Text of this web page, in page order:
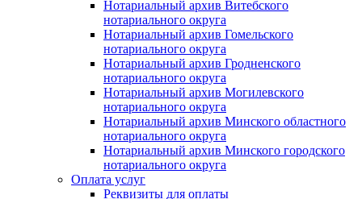
Нотариальный архив Витебского
нотариального округа
Нотариальный архив Гомельского
нотариального округа
Нотариальный архив Гродненского
нотариального округа
Нотариальный архив Могилевского
нотариального округа
Нотариальный архив Минского областного
нотариального округа
Нотариальный архив Минского городского
нотариального округа
Оплата услуг
Реквизиты для оплаты